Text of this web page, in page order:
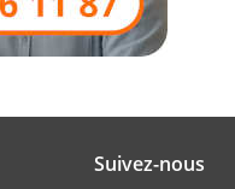
Suivez-nous